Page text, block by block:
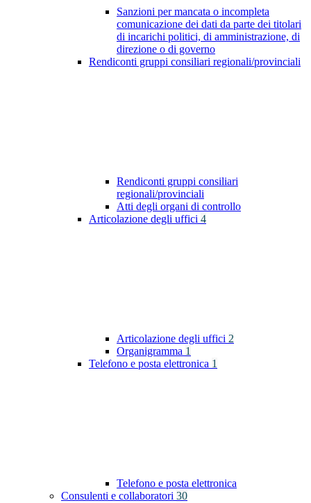
Sanzioni per mancata o incompleta
comunicazione dei dati da parte dei titolari
di incarichi politici, di amministrazione, di
direzione o di governo
Rendiconti gruppi consiliari regionali/provinciali
Rendiconti gruppi consiliari
regionali/provinciali
Atti degli organi di controllo
Articolazione degli uffici 4
Articolazione degli uffici 2
Organigramma 1
Telefono e posta elettronica 1
Telefono e posta elettronica
Consulenti e collaboratori 30